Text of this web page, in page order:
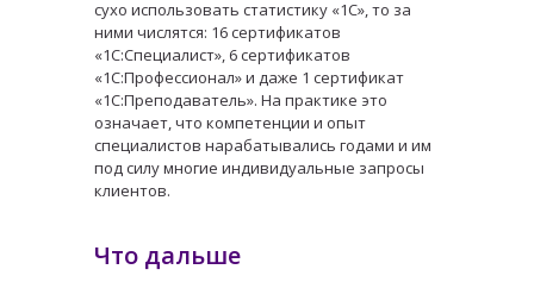
сухо использовать статистику «1С», то за
ними числятся: 16 сертификатов
«1С:Специалист», 6 сертификатов
«1С:Профессионал» и даже 1 сертификат
«1С:Преподаватель». На практике это
означает, что компетенции и опыт
специалистов нарабатывались годами и им
под силу многие индивидуальные запросы
клиентов.
Что дальше